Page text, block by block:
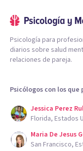
Psicología para
diarios sobre salud
relaciones de pareja.
Psicólogos con los
Jessica Perez
Florida, Estados
Maria De Jesus
San Francisco,